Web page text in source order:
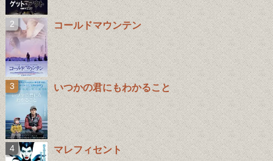
コールドマウンテン
いつかの君にもわかること
マレフィセント